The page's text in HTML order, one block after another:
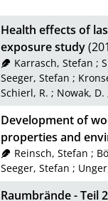
Health effects of
exposure study
Karrasch, Stefan ;
Seeger, Stefan ;
Schierl, R. ; Nowak, D.
Development of
properties and
Reinsch, Stefan ;
Seeger, Stefan ;
Raumbrände - Teil